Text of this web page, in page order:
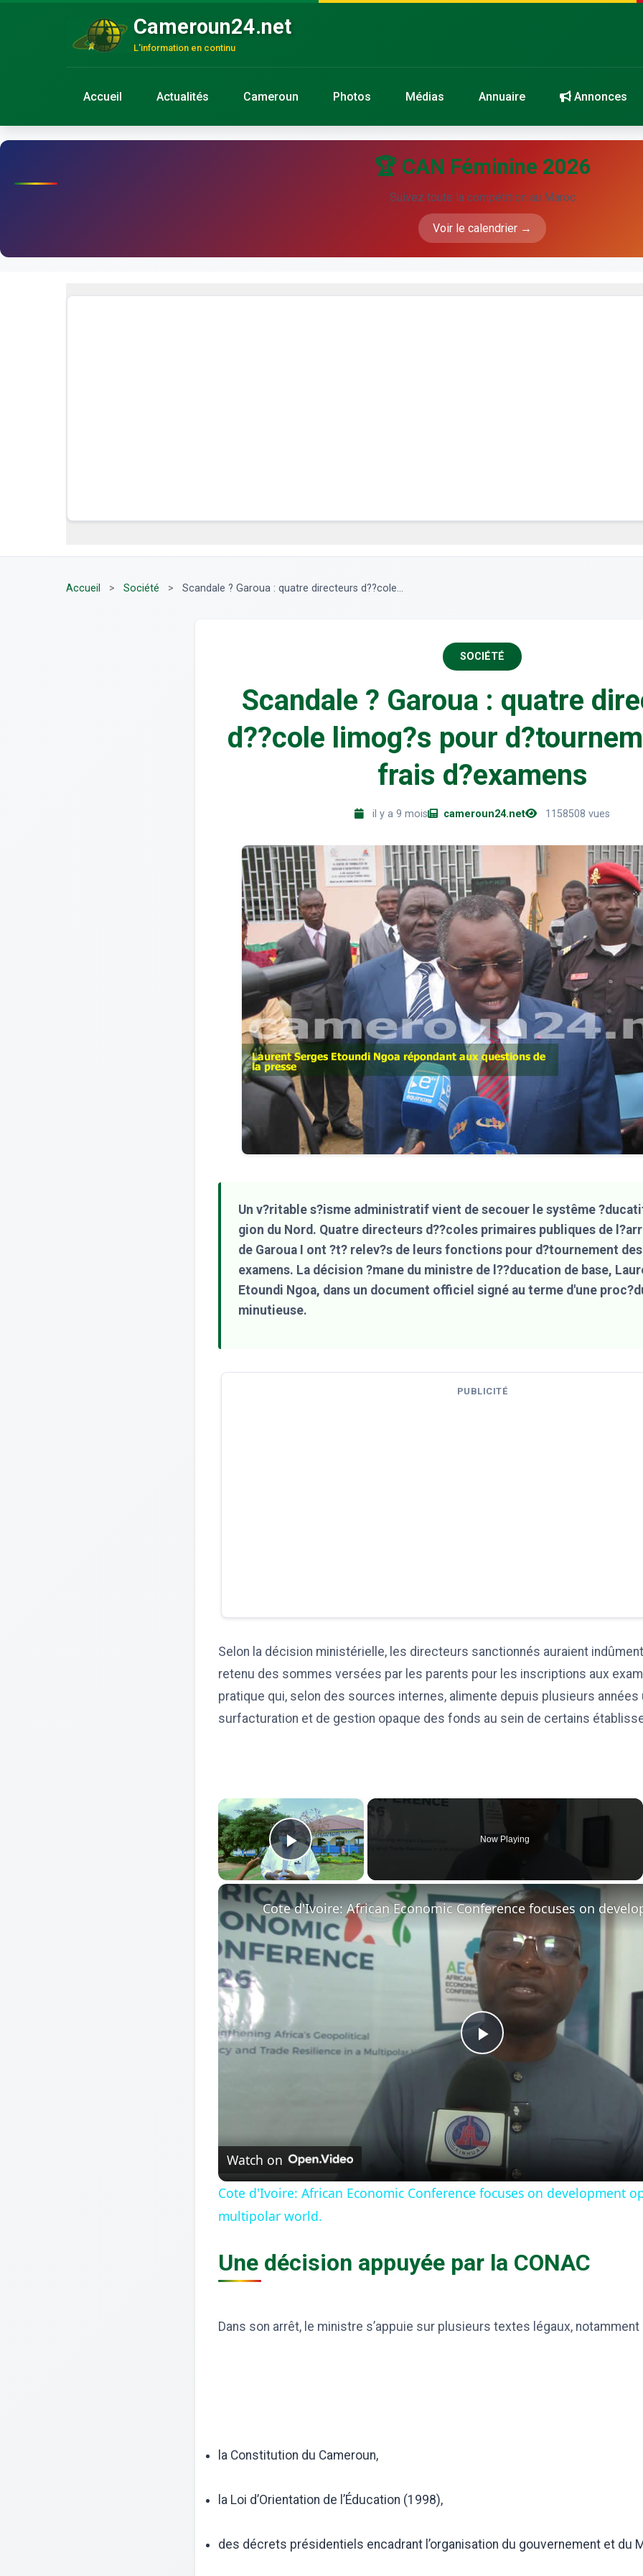
Cameroun24.net
L'information en continu
Accueil Actualités Cameroun Photos Médias Annuaire Annonces
🏆 CAN Féminine 2026
Suivez toute la compétition au Maroc
Voir le calendrier →
Accueil > Société > Scandale ? Garoua : quatre directeurs d??cole...
SOCIÉTÉ
Scandale ? Garoua : quatre
d??cole limog?s pour
frais d?examens
il y a 9 mois cameroun24.net 1158508 vues
Un v?ritable s?isme administratif vient de secouer le systême
gion du Nord. Quatre directeurs d??coles primaires publiques de
de Garoua I ont ?t? relev?s de leurs fonctions pour d?tournement
examens. La décision ?mane du ministre de l??ducation de base,
Etoundi Ngoa, dans un document officiel signé au terme d'une
minutieuse.
PUBLICITÉ
Selon la décision ministérielle, les directeurs sanctionnés auraient
retenu des sommes versées par les parents pour les inscriptions aux
pratique qui, selon des sources internes, alimente depuis plusieurs années
surfacturation et de gestion opaque des fonds au sein de certains
×
Play Video
Now Playing
Play
Video
Watch on
Cote d'Ivoire: African Economic Conference focuses on development
multipolar world.
Une décision appuyée par la CONAC
Dans son arrêt, le ministre s’appuie sur plusieurs textes légaux, notamment
la Constitution du Cameroun,
la Loi d’Orientation de l’Éducation (1998),
des décrets présidentiels encadrant l’organisation du gouvernement et du